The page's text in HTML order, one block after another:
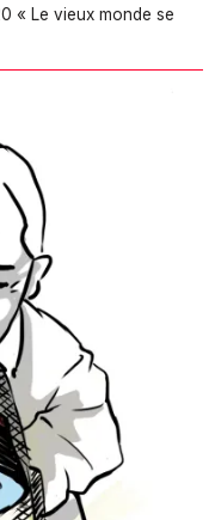
« Le vieux monde se